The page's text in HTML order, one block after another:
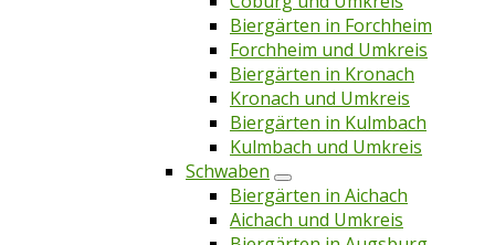
Biergärten in Forchheim
Forchheim und Umkreis
Biergärten in Kronach
Kronach und Umkreis
Biergärten in Kulmbach
Kulmbach und Umkreis
Schwaben
Biergärten in Aichach
Aichach und Umkreis